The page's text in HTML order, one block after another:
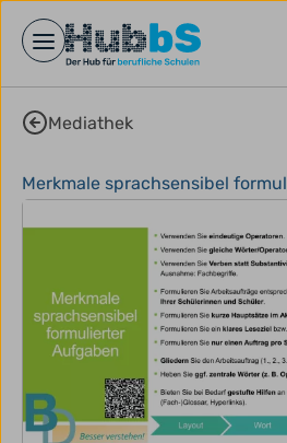
Open main menu
Mediathek
Merkmale sprachsensibel